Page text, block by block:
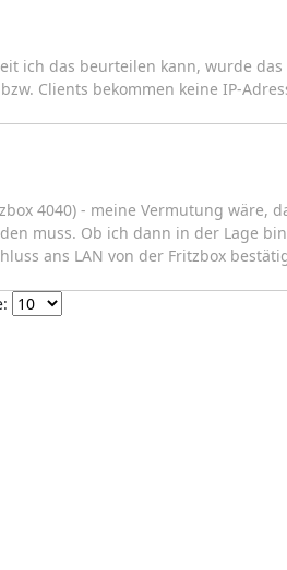
ich das beurteilen kann, wurde
Clients bekommen keine IP-
4040) - meine Vermutung wäre,
muss. Ob ich dann in der Lage
ans LAN von der Fritzbox